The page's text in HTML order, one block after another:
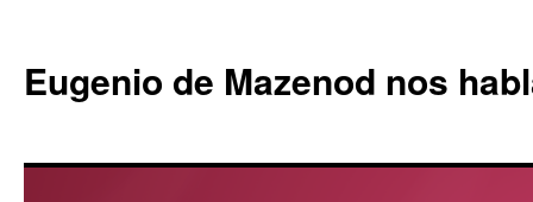
Eugenio de Mazenod nos